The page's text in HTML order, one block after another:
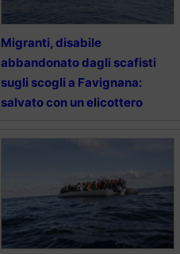
Migranti, disabile
abbandonato dagli scafisti
sugli scogli a Favignana:
salvato con un elicottero